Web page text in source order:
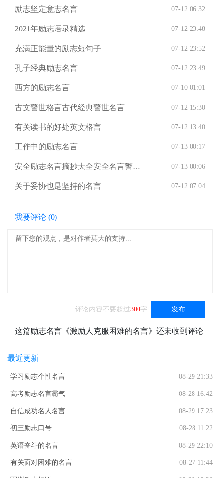
励志坚定意志名言 07-12 06:32
2021年励志语录精选 07-12 23:48
充满正能量的励志短句子 07-12 23:52
孔子经典励志名言 07-12 23:49
西方的励志名言 07-10 01:01
古文警世格言古代经典警世名言 07-12 15:30
有关读书的好处英文格言 07-12 13:40
工作中的励志名言 07-13 00:17
安全励志名言摘抄大全安全名言警句
摘抄大全
07-13 00:06
关于妥协也是坚持的名言 07-12 07:04
我要评论 (0)
发布
评论内容不要超过300字
这篇励志名言《激励人克服困难的名言》还未收到评论
最近更新
学习励志个性名言 08-29 21:33
高考励志名言霸气 08-28 16:42
自信成功名人名言 08-29 17:23
初三励志口号 08-28 11:22
英语奋斗的名言 08-29 22:10
有关面对困难的名言 08-27 11:44